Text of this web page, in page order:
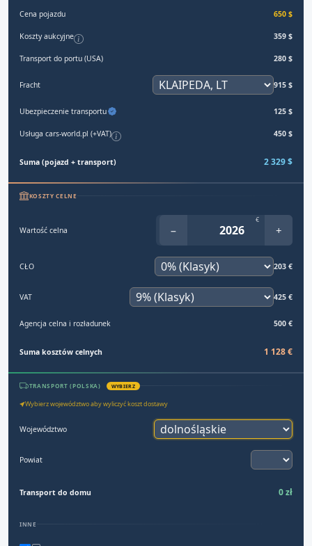
Cena pojazdu 650 $
Koszty aukcyjne 359 $
Transport do portu (USA) 280 $
Fracht 915 $
Ubezpieczenie transportu 125 $
Usługa cars-world.pl (+VAT) 450 $
Suma (pojazd + transport) 2 329 $
KOSZTY CELNE
Wartość celna −
€
+
CŁO 203 €
VAT 425 €
Agencja celna i rozładunek 500 €
Suma kosztów celnych 1 128 €
TRANSPORT (POLSKA) WYBIERZ
Wybierz województwo aby wyliczyć koszt dostawy
Województwo
Powiat
Transport do domu 0 zł
INNE